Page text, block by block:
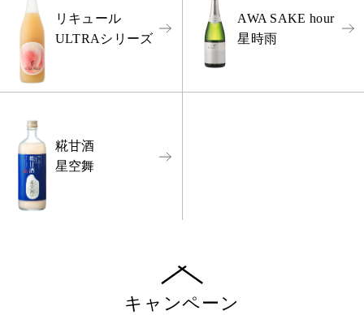
リキュール
ULTRAシリーズ
AWA SAKE hour
星時雨
糀甘酒
星空舞
キャンペーン